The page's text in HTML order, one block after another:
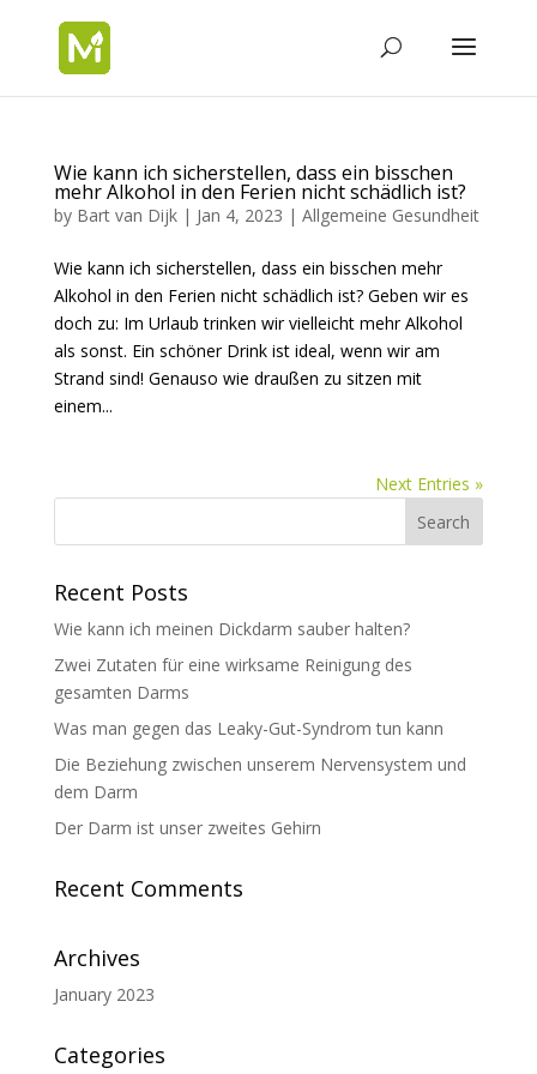
Wie kann ich sicherstellen, dass ein bisschen
mehr Alkohol in den Ferien nicht schädlich ist?
by Bart van Dijk| Jan 4, 2023 | Allgemeine Gesundheit
Wie kann ich sicherstellen, dass ein bisschen mehr
Alkohol in den Ferien nicht schädlich ist? Geben wir es
doch zu: Im Urlaub trinken wir vielleicht mehr Alkohol
als sonst. Ein schöner Drink ist ideal, wenn wir am
Strand sind! Genauso wie draußen zu sitzen mit
einem...
Next Entries »
Recent Posts
Wie kann ich meinen Dickdarm sauber halten?
Zwei Zutaten für eine wirksame Reinigung des
gesamten Darms
Was man gegen das Leaky-Gut-Syndrom tun kann
Die Beziehung zwischen unserem Nervensystem und
dem Darm
Der Darm ist unser zweites Gehirn
Recent Comments
Archives
January 2023
Categories